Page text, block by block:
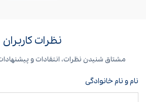
نظرات کاربران
مشتاق شنیدن نظرات، انتقادات و
نام و نام خانوادگی